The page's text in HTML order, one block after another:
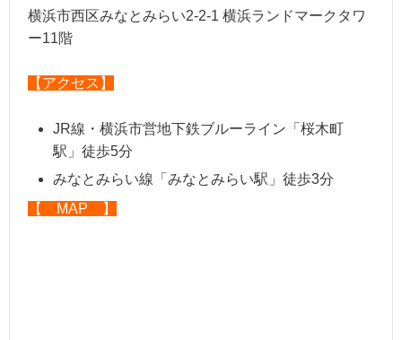
横浜市西区みなとみらい2-2-1 横浜ランドマークタワ
ー11階
【アクセス】
JR線・横浜市営地下鉄ブルーライン「桜木町
駅」徒歩5分
みなとみらい線「みなとみらい駅」徒歩3分
【 MAP 】